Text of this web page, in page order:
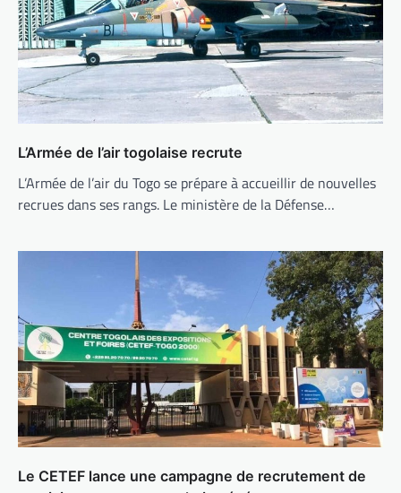
L’Armée de l’air togolaise recrute
L’Armée de l’air du Togo se prépare à accueillir de nouvelles
recrues dans ses rangs. Le ministère de la Défense…
Le CETEF lance une campagne de recrutement de